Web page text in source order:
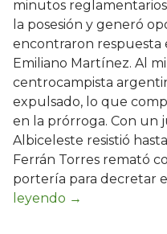
minutos
la posesión y generó
encontraron
Emiliano Martínez. Al
centrocampista
expulsado, lo que
en la prórroga. Con un
Albiceleste resistió
Ferrán Torres remató
portería para decretar